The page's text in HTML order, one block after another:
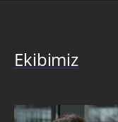
Ekibimiz